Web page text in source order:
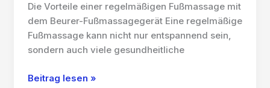
Die Vorteile einer regelmäßigen Fußmassage mit
dem Beurer-Fußmassagegerät Eine regelmäßige
Fußmassage kann nicht nur entspannend sein,
sondern auch viele gesundheitliche
Beurer-
Beitrag lesen »